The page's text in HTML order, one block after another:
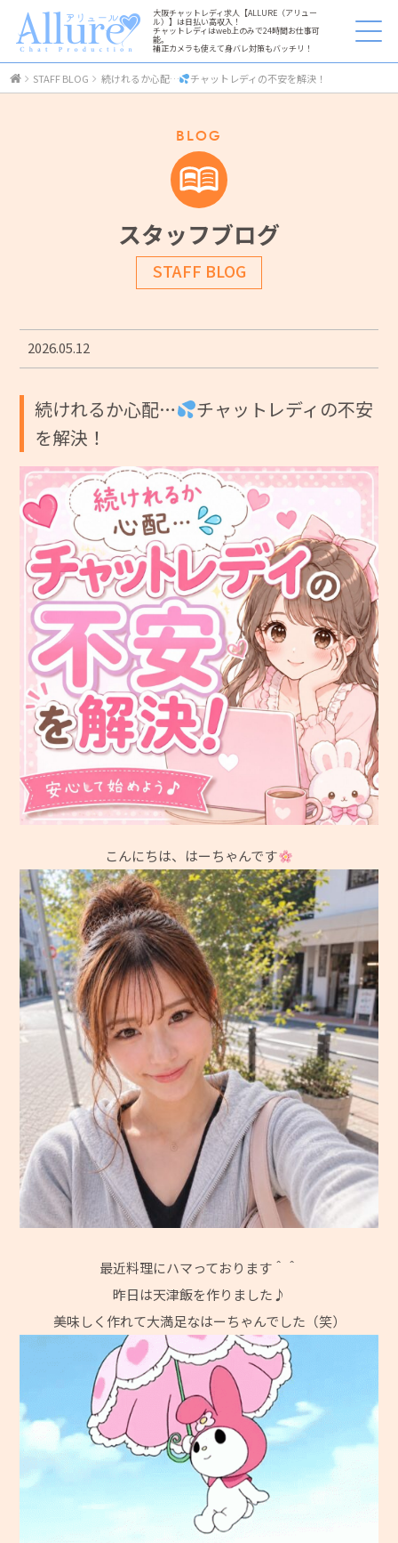
大阪チャットレディ求人【ALLURE（アリュー
ル）】は日払い高収入！
チャットレディはweb上のみで24時間お仕事可
能。
補正カメラも使えて身バレ対策もバッチリ！
STAFF BLOG 続けれるか心配… チャットレディの不安を解決！
BLOG
スタッフブログ
STAFF BLOG
2026.05.12
続けれるか心配…
チャットレディの不安
を解決！
こんにちは、はーちゃんです
最近料理にハマっております＾＾
昨日は天津飯を作りました♪
美味しく作れて大満足なはーちゃんでした（笑）